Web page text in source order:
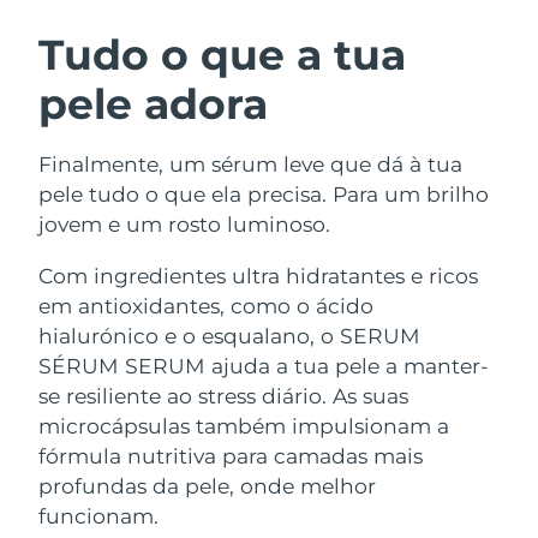
Tudo o que a tua
pele adora
Finalmente, um sérum leve que dá à tua
pele tudo o que ela precisa. Para um brilho
jovem e um rosto luminoso.
Com ingredientes ultra hidratantes e ricos
em antioxidantes, como o ácido
hialurónico e o esqualano, o SERUM
SÉRUM SERUM ajuda a tua pele a manter-
se resiliente ao stress diário. As suas
microcápsulas também impulsionam a
fórmula nutritiva para camadas mais
profundas da pele, onde melhor
funcionam.
LUNA™ 4 kit
Anti-aging massage
LUNA™ 4 Plus
Massage, LED heating
LUNA™ 4 Men
For men, anti-aging massage
BEAR™ 2 kit
Microcurrent toning
BEAR™ 2 go
Microcurrent toning on-the-go
BEAR™ 2 eyes & lips
Microcurrent line smoothing device
Hidratação
UFO™ 3 kit
Deep facial hydration
UFO™ 3 LED
Near-infrared and red light therapy
device
Cuidado oral
issa™ 4
Hybrid silicone sonic toothbrush
issa™ 4 plus
Smart hybrid silicone sonic toothbrush
TRATAMENTO ANTIENVELHECIMENTO
FAQ™
Antienvelhecimento
NEW
Áustria Entrega prevista
Barein
Bélgica
Bermudas Entrega prevista16/08/2026
Bósnia e
Herzegovina
Entrega prevista 13/08/2026
Brunei Entrega prevista15/08/2026
Bulgária Entrega prevista
Canadá Entrega prevista14/08/2026
Chile